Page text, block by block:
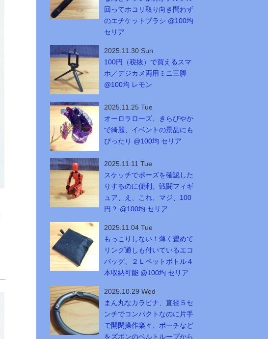
回ってホコリ取り向き問わず
のエチケットブラシ @100均
セリア
2025.11.30 Sun
100円（税抜）で買えるスマ
ホ／デジカメ両用ミニ三脚
@100均 レモン
2025.11.25 Tue
オーロラローズ、きらびやか
で綺麗、イベントの景品にも
ぴったり @100均 セリア
2025.11.11 Tue
スケッチでポーズを確認した
りするのに便利。戦闘フィギ
ュア、え、これ、マジ、100
円？ @100均 セリア
2025.11.04 Tue
もっこりしない！薄く畳めて
リング通しも付いているエコ
バッグ、２Ｌペットボトル４
本収納可能 @100均 セリア
2025.10.29 Wed
まん丸なカラビナ、直径５セ
ンチでコンパクトなのに片手
で開閉操作楽々、ポーチなど
をズボンのベルトループから